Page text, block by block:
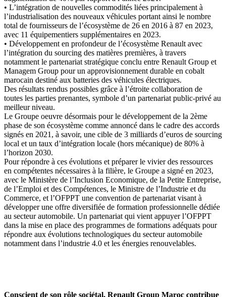
• L’intégration de nouvelles commodités liées principalement à
l’industrialisation des nouveaux véhicules portant ainsi le nombre
total de fournisseurs de l’écosystème de 26 en 2016 à 87 en 2023,
avec 11 équipementiers supplémentaires en 2023.
• Développement en profondeur de l’écosystème Renault avec
l’intégration du sourcing des matières premières, à travers
notamment le partenariat stratégique conclu entre Renault Group et
Managem Group pour un approvisionnement durable en cobalt
marocain destiné aux batteries des véhicules électriques.
Des résultats rendus possibles grâce à l’étroite collaboration de
toutes les parties prenantes, symbole d’un partenariat public-privé au
meilleur niveau.
Le Groupe oeuvre désormais pour le développement de la 2ème
phase de son écosystème comme annoncé dans le cadre des accords
signés en 2021, à savoir, une cible de 3 milliards d’euros de sourcing
local et un taux d’intégration locale (hors mécanique) de 80% à
l’horizon 2030.
Pour répondre à ces évolutions et préparer le vivier des ressources
en compétentes nécessaires à la filière, le Groupe a signé en 2023,
avec le Ministère de l’Inclusion Economique, de la Petite Entreprise,
de l’Emploi et des Compétences, le Ministre de l’Industrie et du
Commerce, et l’OFPPT une convention de partenariat visant à
développer une offre diversifiée de formation professionnelle dédiée
au secteur automobile. Un partenariat qui vient appuyer l’OFPPT
dans la mise en place des programmes de formations adéquats pour
répondre aux évolutions technologiques du secteur automobile
notamment dans l’industrie 4.0 et les énergies renouvelables.
Conscient de son rôle sociétal, Renault Group Maroc contribue